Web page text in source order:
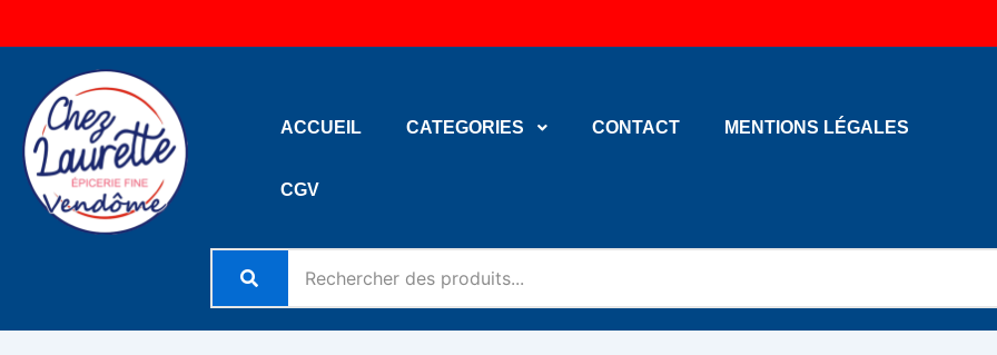
au
ACCUEIL CATEGORIES CONTACT MENTIONS LÉGALES
CGV